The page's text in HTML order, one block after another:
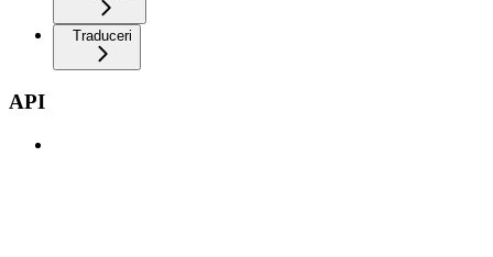
Traduceri
API